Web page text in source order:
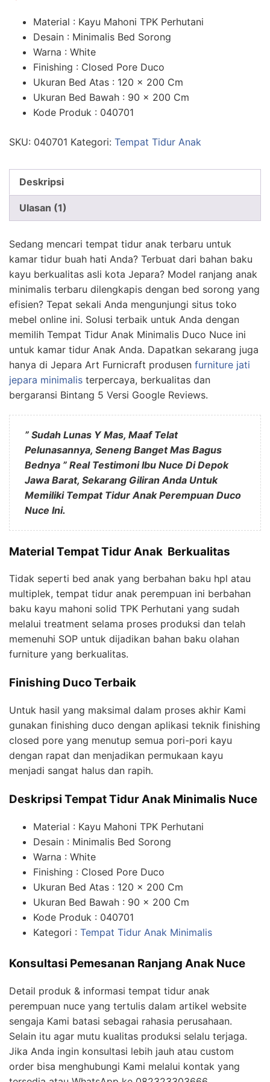
Material : Kayu Mahoni TPK Perhutani
Desain : Minimalis Bed Sorong
Warna : White
Finishing : Closed Pore Duco
Ukuran Bed Atas : 120 x 200 Cm
Ukuran Bed Bawah : 90 x 200 Cm
Kode Produk : 040701
SKU: 040701 Kategori: Tempat Tidur Anak
Deskripsi
Ulasan (1)
Sedang mencari tempat tidur anak terbaru untuk
kamar tidur buah hati Anda? Terbuat dari bahan baku
kayu berkualitas asli kota Jepara? Model ranjang anak
minimalis terbaru dilengkapis dengan bed sorong yang
efisien? Tepat sekali Anda mengunjungi situs toko
mebel online ini. Solusi terbaik untuk Anda dengan
memilih Tempat Tidur Anak Minimalis Duco Nuce ini
untuk kamar tidur Anak Anda. Dapatkan sekarang juga
hanya di Jepara Art Furnicraft produsen furniture jati
jepara minimalis terpercaya, berkualitas dan
bergaransi Bintang 5 Versi Google Reviews.
” Sudah Lunas Y Mas, Maaf Telat
Pelunasannya, Seneng Banget Mas Bagus
Bednya ” Real Testimoni Ibu Nuce Di Depok
Jawa Barat, Sekarang Giliran Anda Untuk
Memiliki Tempat Tidur Anak Perempuan Duco
Nuce Ini.
Material Tempat Tidur Anak Berkualitas
Tidak seperti bed anak yang berbahan baku hpl atau
multiplek, tempat tidur anak perempuan ini berbahan
baku kayu mahoni solid TPK Perhutani yang sudah
melalui treatment selama proses produksi dan telah
memenuhi SOP untuk dijadikan bahan baku olahan
furniture yang berkualitas.
Finishing Duco Terbaik
Untuk hasil yang maksimal dalam proses akhir Kami
gunakan finishing duco dengan aplikasi teknik finishing
closed pore yang menutup semua pori-pori kayu
dengan rapat dan menjadikan permukaan kayu
menjadi sangat halus dan rapih.
Deskripsi Tempat Tidur Anak Minimalis Nuce
Material : Kayu Mahoni TPK Perhutani
Desain : Minimalis Bed Sorong
Warna : White
Finishing : Closed Pore Duco
Ukuran Bed Atas : 120 x 200 Cm
Ukuran Bed Bawah : 90 x 200 Cm
Kode Produk : 040701
Kategori : Tempat Tidur Anak Minimalis
Konsultasi Pemesanan Ranjang Anak Nuce
Detail produk & informasi tempat tidur anak
perempuan nuce yang tertulis dalam artikel website
sengaja Kami batasi sebagai rahasia perusahaan.
Selain itu agar mutu kualitas produksi selalu terjaga.
Jika Anda ingin konsultasi lebih jauh atau custom
order bisa menghubungi Kami melalui kontak yang